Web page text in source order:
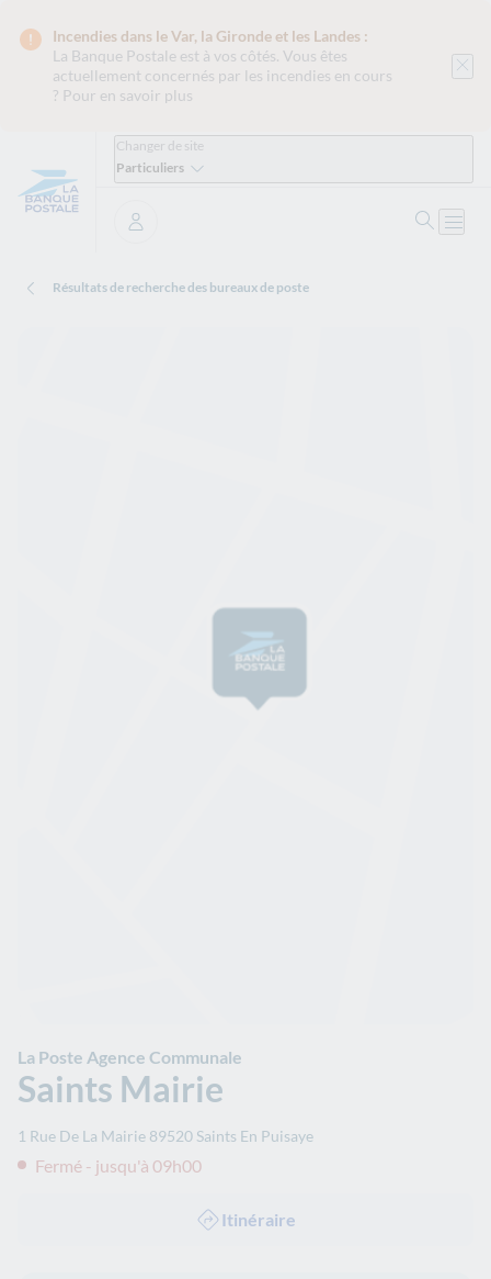
Incendies dans le Var, la Gironde et les Landes :
La Banque Postale est à vos côtés. Vous êtes
actuellement concernés par les incendies en cours
? Pour en savoir plus
Changer de site
Particuliers
Se connecter
Résultats de recherche des bureaux de poste
La Poste Agence Communale
Saints Mairie
1 Rue De La Mairie 89520 Saints En Puisaye
Fermé - jusqu'à 09h00
Itinéraire